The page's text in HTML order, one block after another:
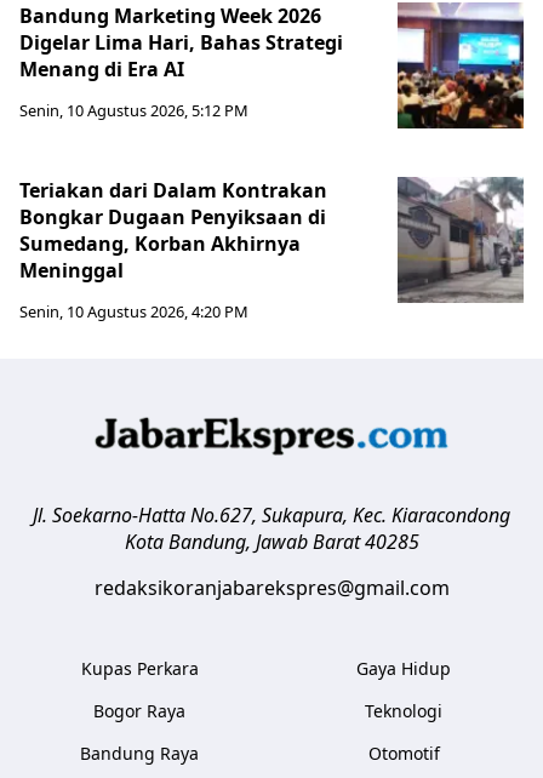
Bandung Marketing Week 2026
Digelar Lima Hari, Bahas Strategi
Menang di Era AI
Senin, 10 Agustus 2026, 5:12 PM
Teriakan dari Dalam Kontrakan
Bongkar Dugaan Penyiksaan di
Sumedang, Korban Akhirnya
Meninggal
Senin, 10 Agustus 2026, 4:20 PM
Jl. Soekarno-Hatta No.627, Sukapura, Kec. Kiaracondong
Kota Bandung, Jawab Barat 40285
redaksikoranjabarekspres@gmail.com
Kupas Perkara
Bogor Raya
Bandung Raya
Gaya Hidup
Teknologi
Otomotif